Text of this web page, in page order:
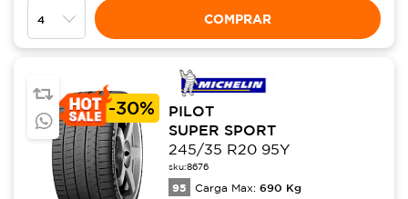
COMPRAR
-30%
PILOT
SUPER SPORT
245/35 R20 95Y
sku:8676
95 Carga Max: 690 Kg